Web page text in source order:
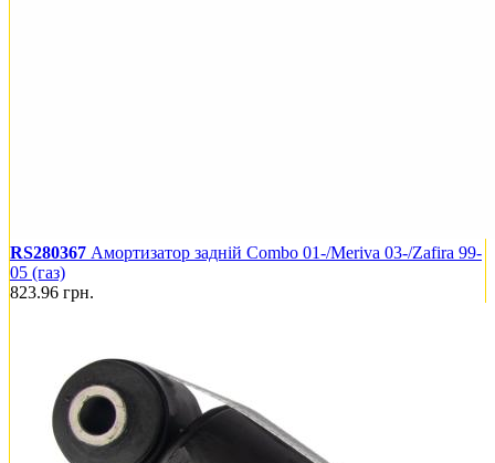
RS280367 Амортизатор задній Combo 01-/Meriva 03-/Zafira 99-
05 (газ)
823.96 грн.